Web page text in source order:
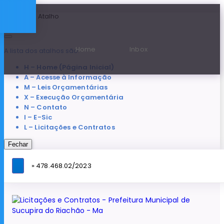
» 478.468.02/2023
Teclas de Atalho
A lista dos atalhos são:
H – Home (Página Inicial)
A – Acesse à Informação
M – Leis Orçamentárias
X – Execução Orçamentária
N – Contato
I – E-Sic
L – Licitações e Contratos
Fechar
Home Inbox